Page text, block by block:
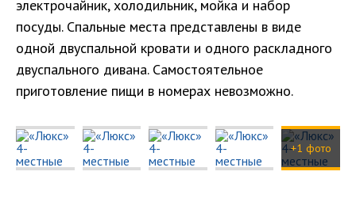
электрочайник, холодильник, мойка и набор
посуды. Спальные места представлены в виде
одной двуспальной кровати и одного раскладного
двуспального дивана. Самостоятельное
приготовление пищи в номерах невозможно.
+1 фото